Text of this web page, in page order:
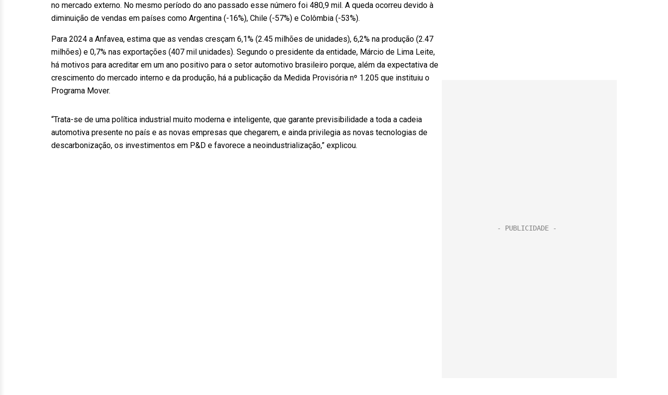
no mercado externo. No mesmo período do ano passado esse número foi 480,9 mil. A queda ocorreu devido à
diminuição de vendas em países como Argentina (-16%), Chile (-57%) e Colômbia (-53%).
Para 2024 a Anfavea, estima que as vendas cresçam 6,1% (2.45 milhões de unidades), 6,2% na produção (2.47
milhões) e 0,7% nas exportações (407 mil unidades). Segundo o presidente da entidade, Márcio de Lima Leite,
há motivos para acreditar em um ano positivo para o setor automotivo brasileiro porque, além da expectativa de
crescimento do mercado interno e da produção, há a publicação da Medida Provisória nº 1.205 que instituiu o
Programa Mover.
“Trata-se de uma política industrial muito moderna e inteligente, que garante previsibilidade a toda a cadeia
automotiva presente no país e as novas empresas que chegarem, e ainda privilegia as novas tecnologias de
descarbonização, os investimentos em P&D e favorece a neoindustrialização,” explicou.